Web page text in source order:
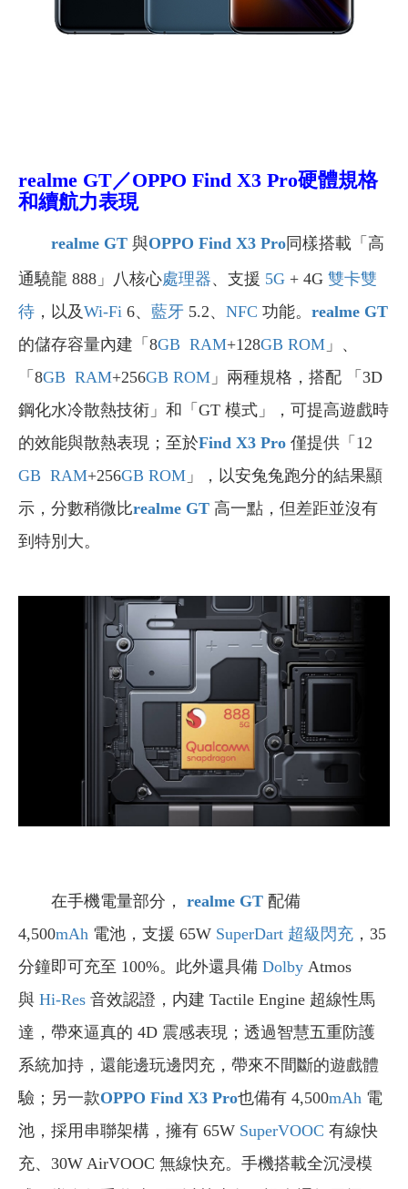
realme GT／OPPO Find X3 Pro硬體規格
和續航力表現
realme GT 與OPPO Find X3 Pro 同樣搭載「高
通驍龍 888」八核心處理器、支援 5G + 4G 雙卡雙
待 ，以及Wi-Fi 6、 藍牙 5.2、 NFC 功能。 realme GT
的儲存容量內建「8GB RAM+128GB ROM 」、
「8GB RAM+256GB ROM 」兩種規格，搭配 「3D
鋼化水冷散熱技術」和「GT 模式」，可提高遊戲時
的效能與散熱表現；至於Find X3 Pro 僅提供「12
GB RAM+256GB ROM 」，以安兔兔跑分的結果顯
示，分數稍微比realme GT 高一點，但差距並沒有
到特別大。
在手機電量部分， realme GT 配備
4,500mAh 電池，支援 65W SuperDart 超級閃充 ，35
分鐘即可充至 100%。此外還具備 Dolby Atmos
與 Hi-Res 音效認證，内建 Tactile Engine 超線性馬
達，帶來逼真的 4D 震感表現；透過智慧五重防護
系統加持，還能邊玩邊閃充，帶來不間斷的遊戲體
驗；另一款OPPO Find X3 Pro也備有 4,500mAh 電
池，採用串聯架構，擁有 65W SuperVOOC 有線快
充、30W AirVOOC 無線快充。手機搭載全沉浸模